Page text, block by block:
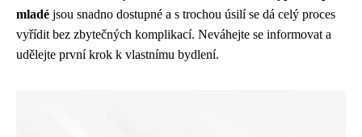
mladé jsou snadno dostupné a s trochou úsilí se dá celý proces
vyřídit bez zbytečných komplikací. Neváhejte se informovat a
udělejte první krok k vlastnímu bydlení.